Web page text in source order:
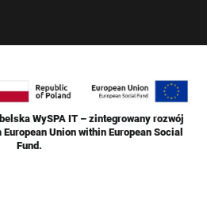
WySPA IT – zintegrowany rozwój
Union within European Social
Fund.